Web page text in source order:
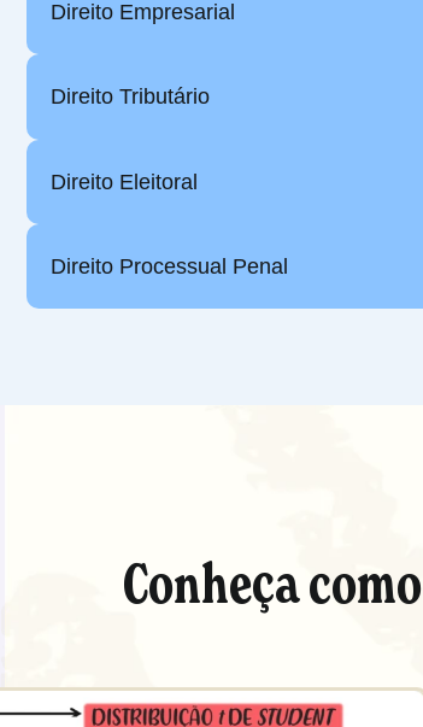
Direito Empresarial
Direito Tributário
Direito Eleitoral
Direito Processual Penal
Conheça como